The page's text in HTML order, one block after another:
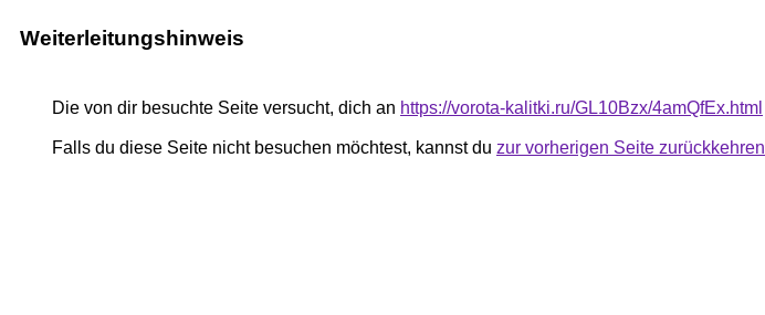
Weiterleitungshinweis
Die von dir besuchte Seite versucht, dich an https://vorota-kalitki.ru/GL10Bzx/4amQfEx.html
Falls du diese Seite nicht besuchen möchtest, kannst du zur vorherigen Seite zurückkehren